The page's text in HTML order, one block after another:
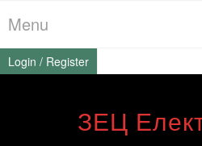
to
the
content
Menu
Login / Register
ЗЕЦ